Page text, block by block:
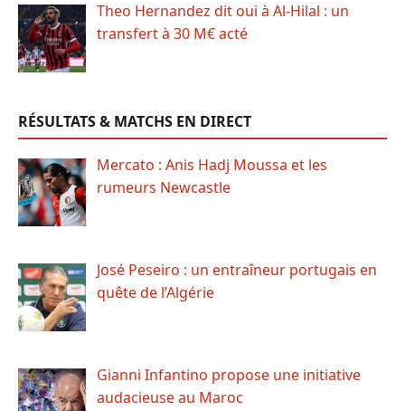
Theo Hernandez dit oui à Al-Hilal : un
transfert à 30 M€ acté
RÉSULTATS & MATCHS EN DIRECT
Mercato : Anis Hadj Moussa et les
rumeurs Newcastle
José Peseiro : un entraîneur portugais en
quête de l’Algérie
Gianni Infantino propose une initiative
audacieuse au Maroc